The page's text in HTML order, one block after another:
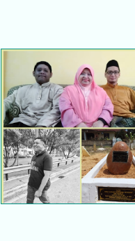
Monolog hati buat
adik tersayang